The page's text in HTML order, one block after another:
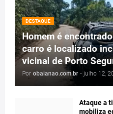
DESTAQUE
Homem é
carro é localizado
vicinal de Porto
Por obaianao.com.br - julho 12,
Ataque a
mobiliza